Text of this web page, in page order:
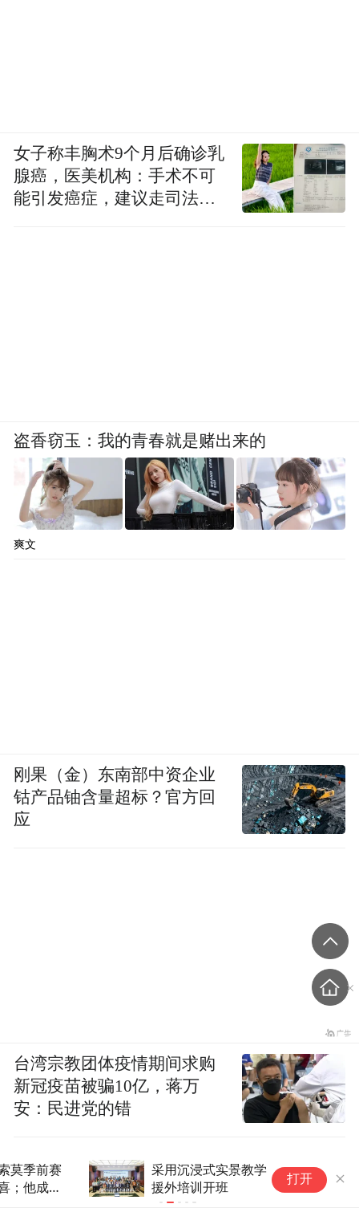
采用沉浸式实景教学，华西医院
援外培训开班
打开
女子称丰胸术9个月后确诊乳
腺癌，医美机构：手术不可
能引发癌症，建议走司法途
盗香窃玉：我的青春就是赌出来的
爽文
刚果（金）东南部中资企业
钴产品铀含量超标？官方回
应
台湾宗教团体疫情期间求购
新冠疫苗被骗10亿，蒋万
安：民进党的错